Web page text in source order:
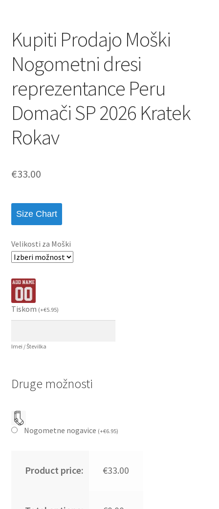
Kupiti Prodajo Moški
Nogometni dresi
reprezentance Peru
Domači SP 2026 Kratek
Rokav
€33.00
Size Chart
Velikosti za Moški
Tiskom (+€5.95)
Imei / Številka
Druge možnosti
Nogometne nogavice (+€6.95)
Product price: €33.00